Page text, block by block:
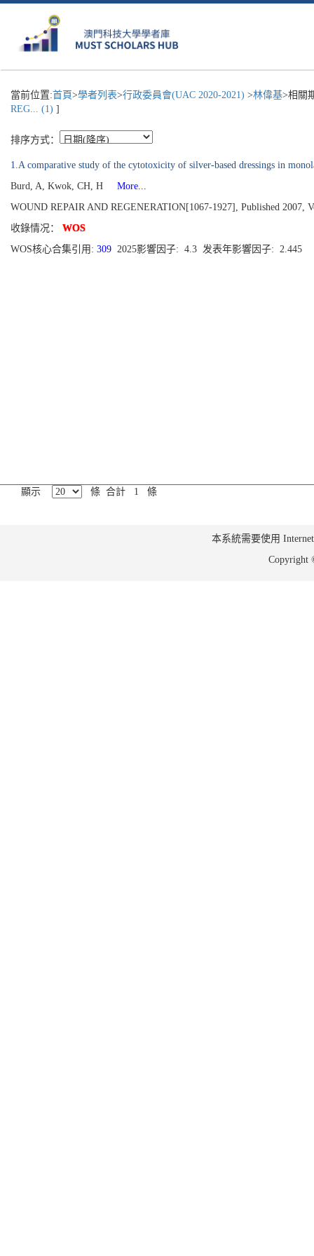
當前位置:首頁>學者列表>行政委員會(UAC 2020-2021) >林偉基>相關
REG... (1) ]
排序方式：
1.A comparative study of the cytotoxicity of silver-based dressings in
Burd, A, Kwok, CH, H
More...
WOUND REPAIR AND REGENERATION[1067-1927], Published 2007,
收錄情况： WOS
WOS核心合集引用: 309 2025影響因子: 4.3 发表年影響因子: 2.445
顯示 條 合計 1 條
本系統需要使用
Copyright